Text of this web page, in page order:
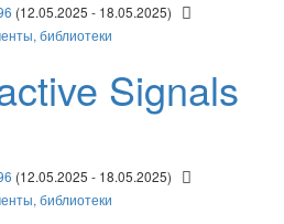
(12.05.2025 - 18.05.2025)
библиотеки
Signals
(12.05.2025 - 18.05.2025)
библиотеки